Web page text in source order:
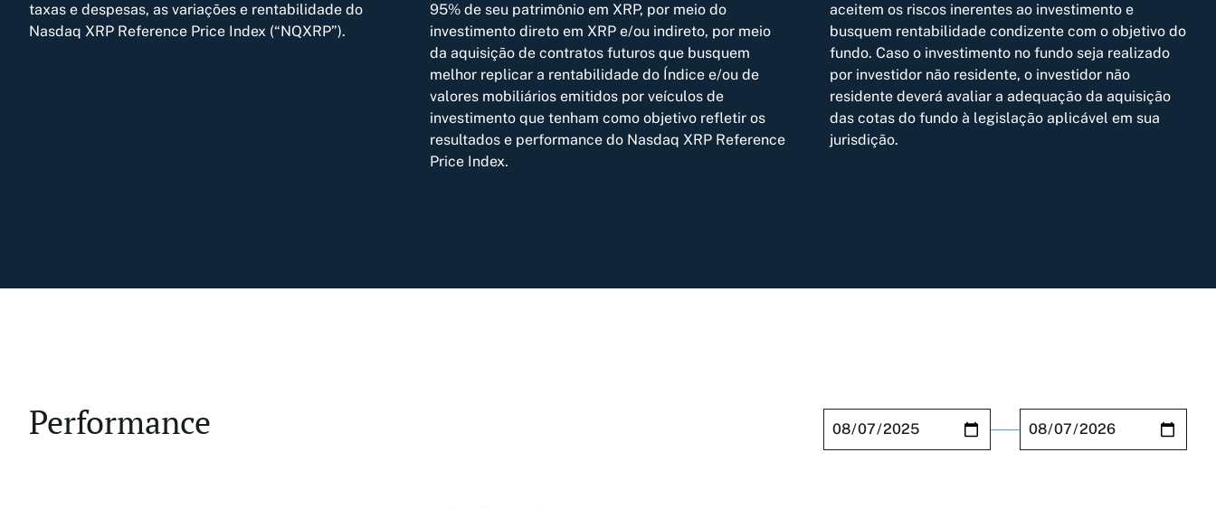
taxas e despesas, as variações e rentabilidade do
Nasdaq XRP Reference Price Index (“NQXRP”).
95% de seu patrimônio em XRP, por meio do
investimento direto em XRP e/ou indireto, por meio
da aquisição de contratos futuros que busquem
melhor replicar a rentabilidade do Índice e/ou de
valores mobiliários emitidos por veículos de
investimento que tenham como objetivo refletir os
resultados e performance do Nasdaq XRP Reference
Price Index.
aceitem os riscos inerentes ao investimento e
busquem rentabilidade condizente com o objetivo do
fundo. Caso o investimento no fundo seja realizado
por investidor não residente, o investidor não
residente deverá avaliar a adequação da aquisição
das cotas do fundo à legislação aplicável em sua
jurisdição.
Performance